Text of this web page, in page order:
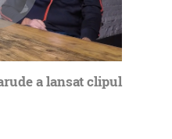
a lansat clipul